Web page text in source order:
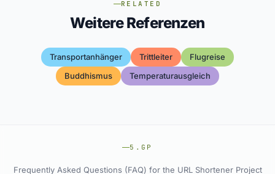
RELATED
Weitere Referenzen
Transportanhänger Trittleiter
Flugreise
Buddhismus
Temperaturausgleich
5.GP
Frequently Asked Questions (FAQ) for the URL Shortener Project